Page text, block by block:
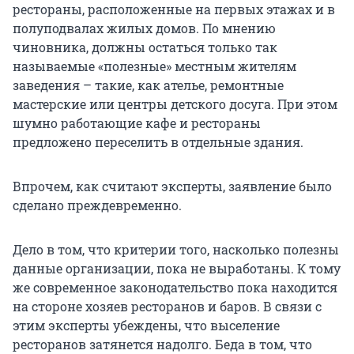
рестораны, расположенные на первых этажах и в
полуподвалах жилых домов. По мнению
чиновника, должны остаться только так
называемые «полезные» местным жителям
заведения – такие, как ателье, ремонтные
мастерские или центры детского досуга. При этом
шумно работающие кафе и рестораны
предложено переселить в отдельные здания.
Впрочем, как считают эксперты, заявление было
сделано преждевременно.
Дело в том, что критерии того, насколько полезны
данные организации, пока не выработаны. К тому
же современное законодательство пока находится
на стороне хозяев ресторанов и баров. В связи с
этим эксперты убеждены, что выселение
ресторанов затянется надолго. Беда в том, что